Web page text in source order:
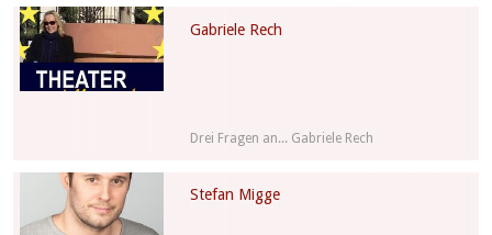
Gabriele Rech
Drei Fragen an... Gabriele Rech
Stefan Migge